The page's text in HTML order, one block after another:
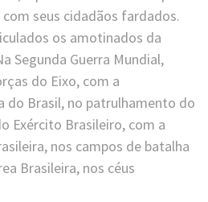
seus cidadãos fardados.
os amotinados da
Segunda Guerra Mundial,
do Eixo, com a
do Brasil, no patrulhamento do
Exército Brasileiro, com a
nos campos de batalha
Brasileira, nos céus